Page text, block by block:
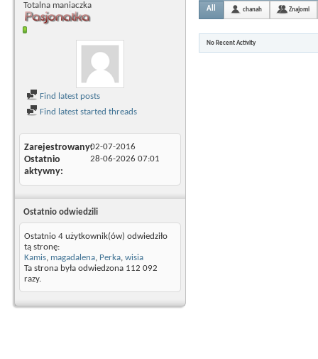
Totalna maniaczka
Find latest posts
Find latest started threads
Zarejestrowany02-07-2016
Ostatnio
aktywny
28-06-2026 07:01
Ostatnio odwiedzili
Ostatnio 4 użytkownik(ów) odwiedziło
tą stronę:
Kamis, magadalena, Perka, wisia
Ta strona była odwiedzona 112 092
razy.
All chanah Znajomi
No Recent Activity